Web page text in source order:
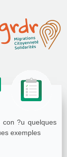
con ?u quelques
exemples